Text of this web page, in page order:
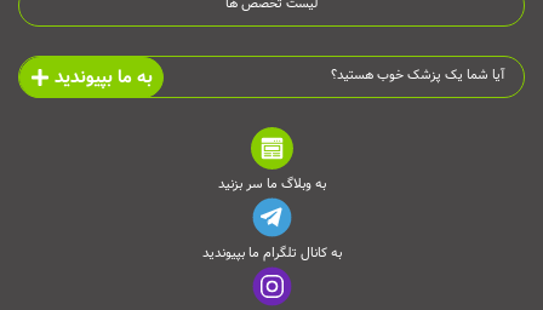
آیا شما یک پزشک خوب هستید؟ به ما بپیوندید
به وبلاگ ما سر بزنید
به کانال تلگرام ما بپیوندید